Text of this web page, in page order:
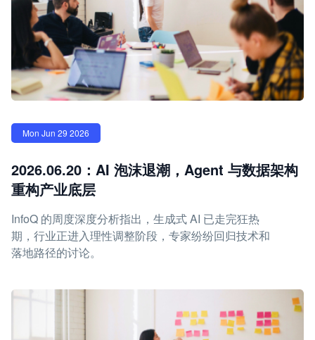
Mon Jun 29 2026
2026.06.20：AI 泡沫退潮，Agent 与数据架构
重构产业底层
InfoQ 的周度深度分析指出，生成式 AI 已走完狂热
期，行业正进入理性调整阶段，专家纷纷回归技术和
落地路径的讨论。